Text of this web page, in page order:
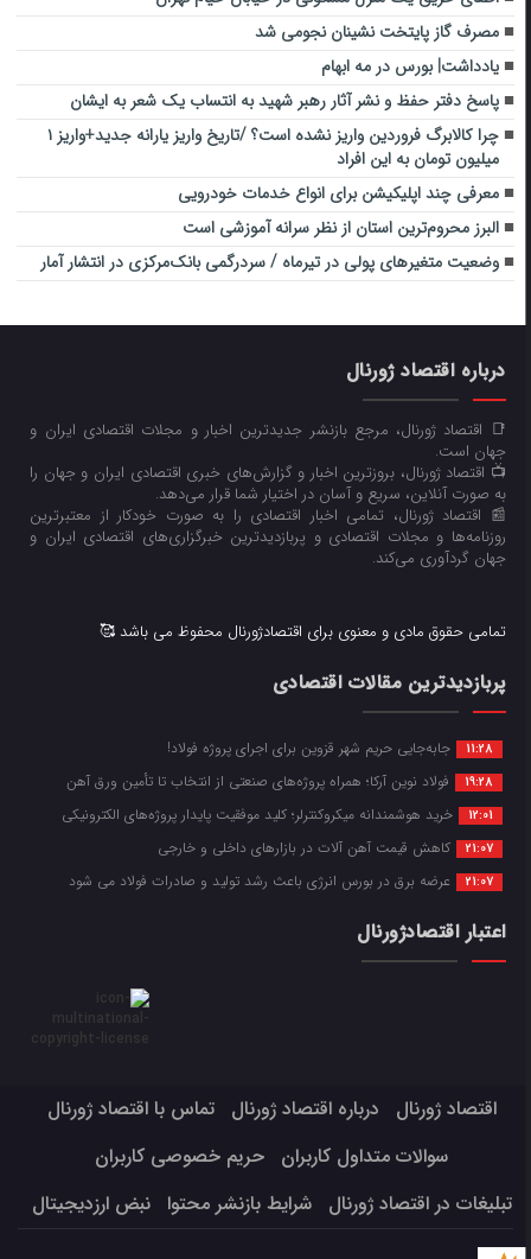
مصرف گاز پایتخت نشینان نجومی شد
یادداشت| بورس در مه ابهام
پاسخ دفتر حفظ و نشر آثار رهبر شهید به انتساب یک شعر به ایشان
میلیون تومان به این افراد
معرفی چند اپلیکیشن برای انواع خدمات خودرویی
البرز محروم‌ترین استان از نظر سرانه آموزشی است
وضعیت متغیرهای پولی در تیرماه / سردرگمی بانک‌مرکزی در انتشار آمار
درباره اقتصاد ژورنال
📑 اقتصاد ژورنال، مرجع بازنشر جدیدترین اخبار و مجلات اقتصادی ایران و
جهان است.
📺 اقتصاد ژورنال، بروزترین اخبار و گزارش‌های خبری اقتصادی ایران و جهان را
به صورت آنلاین، سریع و آسان در اختیار شما قرار می‌‌دهد.
📰 اقتصاد ژورنال، تمامی اخبار اقتصادی را به صورت خودکار از معتبرترین
روزنامه‌ها و مجلات اقتصادی و پربازدیدترین خبرگزاری‌های اقتصادی ایران و
جهان گردآوری می‌کند.
تمامی حقوق مادی و معنوی برای اقتصادژورنال محفوظ می باشد 🥰
پربازدیدترین مقالات اقتصادی
11:28 جابه‌جایی حریم شهر قزوین برای اجرای پروژه فولاد!
19:28 فولاد نوین آرکا؛ همراه پروژه‌های صنعتی از انتخاب تا تأمین ورق آهن
12:01 خرید هوشمندانه میکروکنترلر؛ کلید موفقیت پایدار پروژه‌های الکترونیکی
21:07 کاهش قیمت آهن آلات در بازارهای داخلی و خارجی
21:07 عرضه برق در بورس انرژی باعث رشد تولید و صادرات فولاد می شود
اعتبار اقتصادژورنال
اقتصاد ژورنال درباره اقتصاد ژورنال
تماس با اقتصاد ژورنال
سوالات متداول کاربران
حریم خصوصی کاربران
تبلیغات در اقتصاد ژورنال
شرایط بازنشر محتوا نبض ارزدیجیتال